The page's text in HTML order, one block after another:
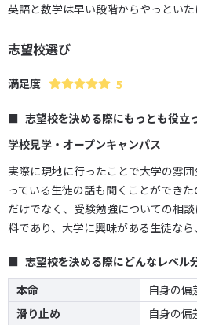
英語と数学は早い段階からやっといた
志望校選び
満足度 5
志望校を決める際にもっとも役立
学校見学・オープンキャンパス
実際に現地に行ったことで大学の雰
っている生徒の話も聞くことができ
だけでなく、受験勉強についての相
料であり、大学に興味がある生徒なら
志望校を決める際にどんなレベル
本命
自身の偏
滑り止め
自身の偏